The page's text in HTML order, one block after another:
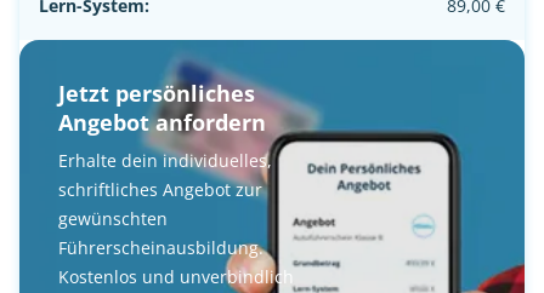
Lern-System: 89,00 €
Jetzt persönliches
Angebot anfordern
Erhalte dein individuelles,
schriftliches Angebot zur
gewünschten
Führerscheinausbildung.
Kostenlos und unverbindlich